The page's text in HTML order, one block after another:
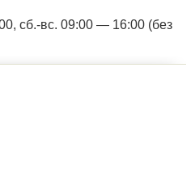
сб.-вс. 09:00 — 16:00 (без